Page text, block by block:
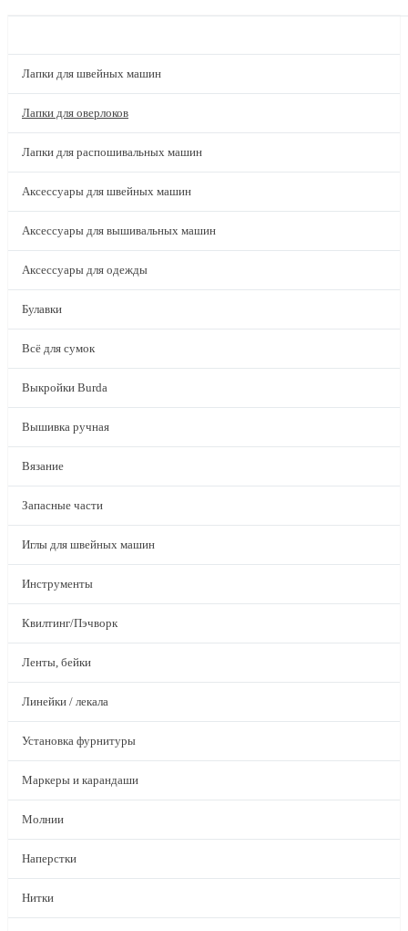
Лапки для швейных машин
Лапки для оверлоков
Лапки для распошивальных машин
Аксессуары для швейных машин
Аксессуары для вышивальных машин
Аксессуары для одежды
Булавки
Всё для сумок
Выкройки Burda
Вышивка ручная
Вязание
Запасные части
Иглы для швейных машин
Инструменты
Квилтинг/Пэчворк
Ленты, бейки
Линейки / лекала
Установка фурнитуры
Маркеры и карандаши
Молнии
Наперстки
Нитки